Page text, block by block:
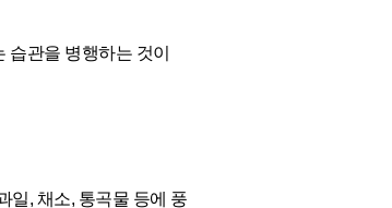
관을 병행하는 것이
일, 채소, 통곡물 등에 풍